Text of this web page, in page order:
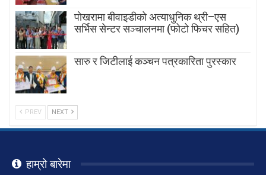
पोखरामा बीवाइडीको अत्याधुनिक थ्री–एस
सर्भिस सेन्टर सञ्चालनमा (फोटो फिचर सहित)
सारु र जिटीलाई कञ्चन पत्रकारिता पुरस्कार
PREV NEXT
हाम्रो बारेमा